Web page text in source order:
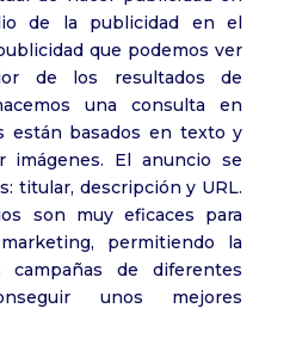
de la publicidad en el
que podemos ver
de los resultados de
una consulta en
están basados en texto y
imágenes. El anuncio se
titular, descripción y URL.
son muy eficaces para
permitiendo la
de diferentes
unos mejores